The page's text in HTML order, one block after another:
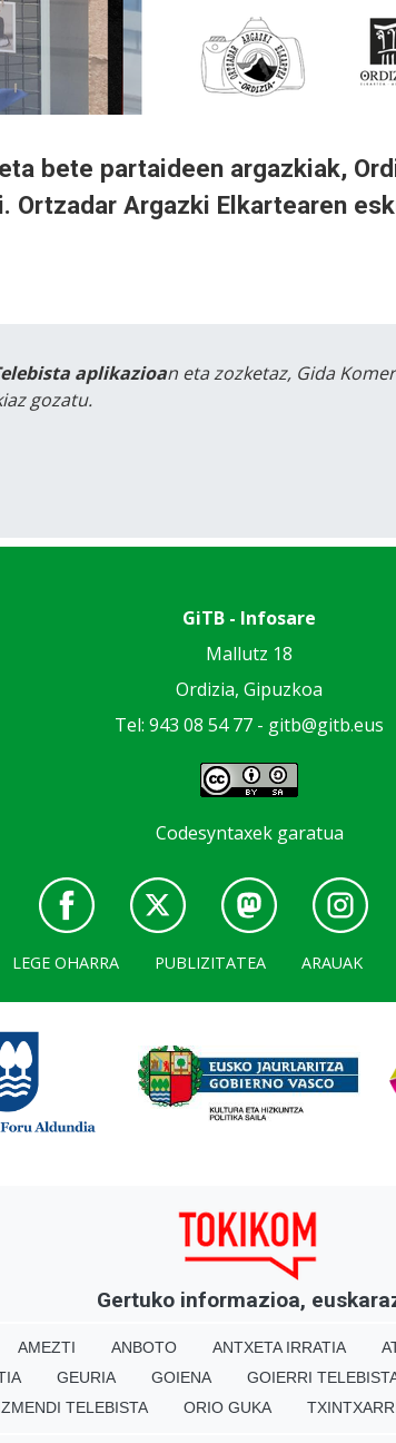
bete partaideen argazkiak,
Ortzadar Argazki Elkartearen
aplikazioan eta zozketaz, Gida
gozatu.
GiTB - Infosare
Mallutz 18
Ordizia, Gipuzkoa
Tel: 943 08 54 77 - gitb@gitb.eus
Codesyntaxek garatua
LEGE OHARRA PUBLIZITATEA ARAUAK
Gertuko informazioa,
AMEZTI ANBOTO ANTXETA IRRATIA
GEURIA GOIENA GOIERRI
TELEBISTA ORIO GUKA